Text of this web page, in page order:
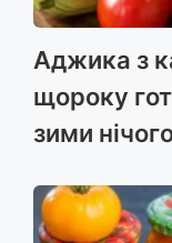
Аджика з
щороку
зими